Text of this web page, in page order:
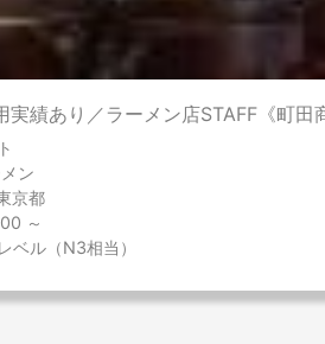
実績あり／ラーメン店STAFF《町
ン
京都
～
ベル（N3相当）